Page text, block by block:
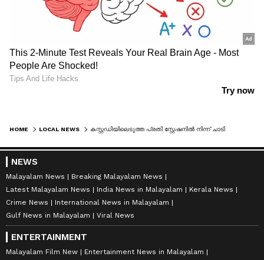
HOME LOCAL NEWS
NEWS
Malayalam News
Breaking Malayalam News
Latest Malayalam News
India News in Malayalam
Kerala News
Crime News
International News in Malayalam
Gulf News in Malayalam
Viral News
ENTERTAINMENT
Malayalam Film New
Entertainment News in Malayalam